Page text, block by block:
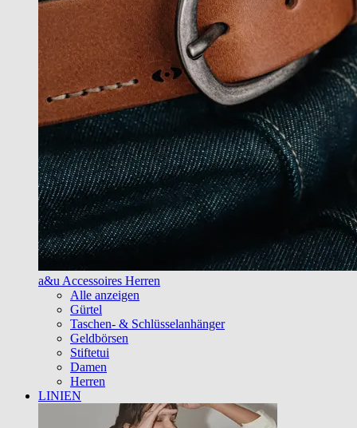
a&u Accessoires Herren
Alle anzeigen
Gürtel
Taschen- & Schlüsselanhänger
Geldbörsen
Stiftetui
Damen
Herren
LINIEN